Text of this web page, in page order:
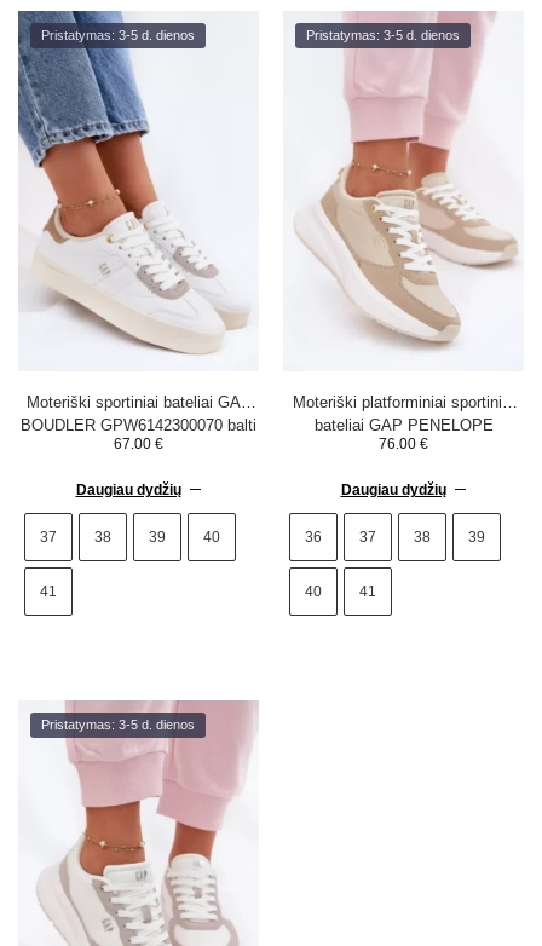
Pristatymas: 3-5 d. dienos
Moteriški sportiniai bateliai GAP
BOUDLER GPW6142300070 balti
67.00 €
Daugiau dydžių
37 38 39 40
41
Pristatymas: 3-5 d. dienos
Moteriški platforminiai sportiniai
bateliai GAP PENELOPE
GPW6155300049 smėlio spalvos
76.00 €
Daugiau dydžių
36 37 38 39
40 41
Pristatymas: 3-5 d. dienos